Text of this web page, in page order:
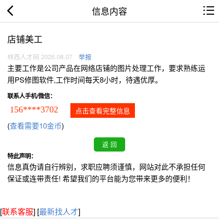
信息内容
店铺美工
林西人才网 2026.08.07 举报
主要工作是公司产品在网络店铺的图片处理工作，要求熟练运
用PS修图软件,工作时间每天8小时，待遇优厚。
联系人手机/微信：
156****3702 点击查看完整信息
(查看需要10金币)
特此声明：
信息真伪请自行辨别，求职应聘须谨慎，网站对此不承担任何
保证或连带责任! 希望我们的平台能为您带来更多的便利！
[联系客服] [最新找人才]